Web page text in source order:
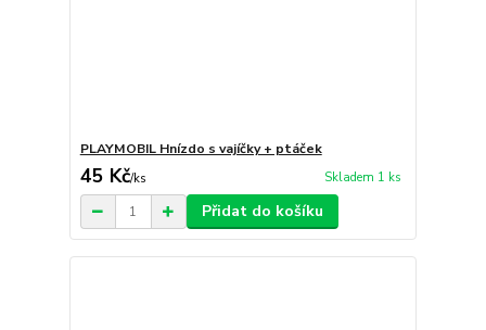
PLAYMOBIL Hnízdo s vajíčky + ptáček
45 Kč/ks Skladem 1 ks
Přidat do košíku